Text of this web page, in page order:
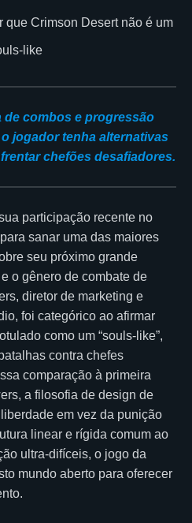
combos e progressão
jogador tenha alternativas
chefões desafiadores.
participação recente no
sanar uma das maiores
seu próximo grande
o gênero de combate de
diretor de marketing e
foi categórico ao afirmar
como um “souls-like”,
contra chefes
comparação à primeira
a filosofia de design de
em vez da punição
linear e rígida comum ao
ultra-difíceis, o jogo da
mundo aberto para oferecer